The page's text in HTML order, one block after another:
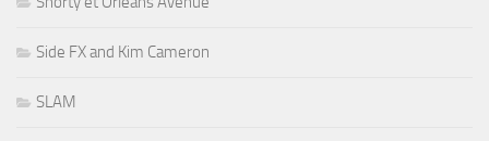
Side FX and Kim Cameron
SLAM